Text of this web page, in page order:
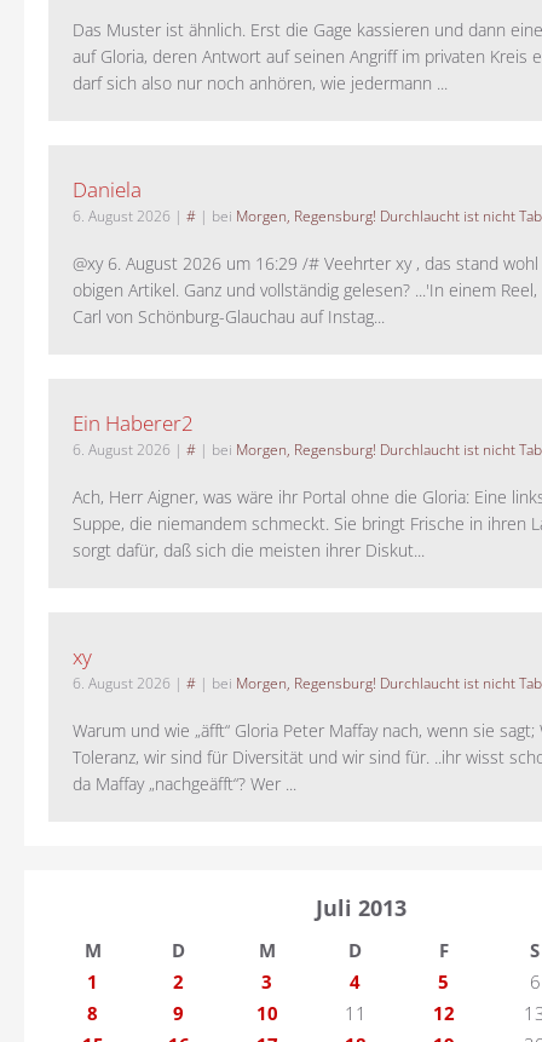
Das Muster ist ähnlich. Erst die Gage kassieren und dann
auf Gloria, deren Antwort auf seinen Angriff im privaten Kreis
darf sich also nur noch anhören, wie jedermann ...
Daniela
6. August 2026 | # | bei Morgen, Regensburg! Durchlaucht ist nicht
@xy 6. August 2026 um 16:29 /# Veehrter xy , das stand
obigen Artikel. Ganz und vollständig gelesen? ...'In einem
Carl von Schönburg-Glauchau auf Instag...
Ein Haberer2
6. August 2026 | # | bei Morgen, Regensburg! Durchlaucht ist nicht
Ach, Herr Aigner, was wäre ihr Portal ohne die Gloria: Eine
Suppe, die niemandem schmeckt. Sie bringt Frische in ihren
sorgt dafür, daß sich die meisten ihrer Diskut...
xy
6. August 2026 | # | bei Morgen, Regensburg! Durchlaucht ist nicht
Warum und wie „äfft“ Gloria Peter Maffay nach, wenn sie
Toleranz, wir sind für Diversität und wir sind für. ..ihr wisst
da Maffay „nachgeäfft“? Wer ...
Juli 2013
M D M D F
S
1
2 3 4 5
6
8
9 10 11 12